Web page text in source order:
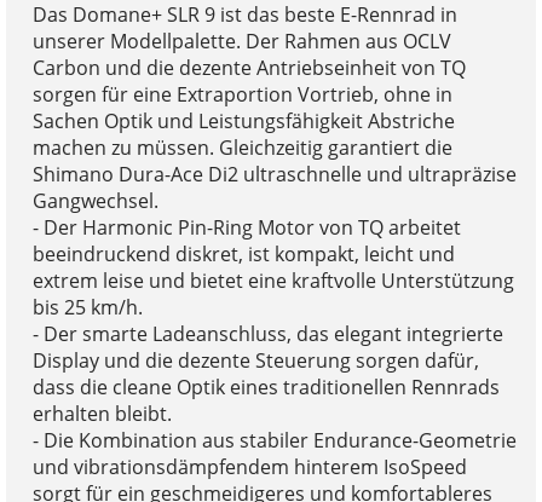
Das Domane+ SLR 9 ist das beste E-Rennrad in
unserer Modellpalette. Der Rahmen aus OCLV
Carbon und die dezente Antriebseinheit von TQ
sorgen für eine Extraportion Vortrieb, ohne in
Sachen Optik und Leistungsfähigkeit Abstriche
machen zu müssen. Gleichzeitig garantiert die
Shimano Dura-Ace Di2 ultraschnelle und ultrapräzise
Gangwechsel.
- Der Harmonic Pin-Ring Motor von TQ arbeitet
beeindruckend diskret, ist kompakt, leicht und
extrem leise und bietet eine kraftvolle Unterstützung
bis 25 km/h.
- Der smarte Ladeanschluss, das elegant integrierte
Display und die dezente Steuerung sorgen dafür,
dass die cleane Optik eines traditionellen Rennrads
erhalten bleibt.
- Die Kombination aus stabiler Endurance-Geometrie
und vibrationsdämpfendem hinterem IsoSpeed
sorgt für ein geschmeidigeres und komfortableres